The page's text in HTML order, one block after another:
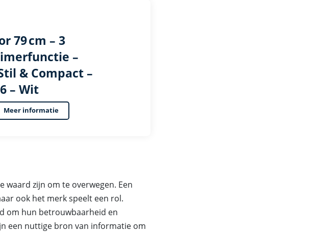
79 cm – 3
–
& Compact –
– Wit
Meer informatie
waard zijn om te overwegen. Een
ook het merk speelt een rol.
om hun betrouwbaarheid en
een nuttige bron van informatie om